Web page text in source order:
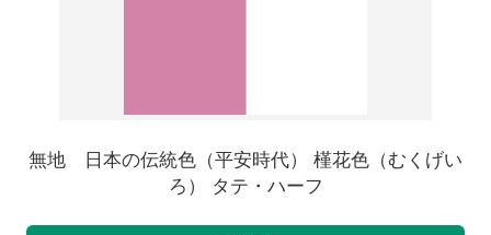
無地 日本の伝統色（平安時代） 槿花色（むくげい
ろ） タテ・ハーフ